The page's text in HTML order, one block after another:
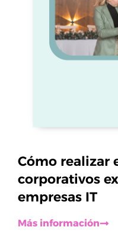
Cómo realizar
corporativos
empresas IT
Más información